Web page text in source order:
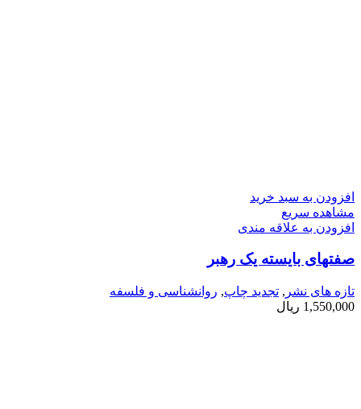
افزودن به سبد خرید
مشاهده سریع
افزودن به علاقه مندی
صفتهای بایسته یک رهبر
تازه های نشر , تجدید چاپ, روانشناسی و فلسفه
1,550,000 ریال